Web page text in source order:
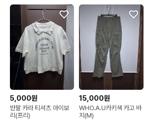
5,000원
반팔 카라 티셔츠 아이보
리(프리)
15,000원
WHO.A.U카키색 카고 바
지(M)